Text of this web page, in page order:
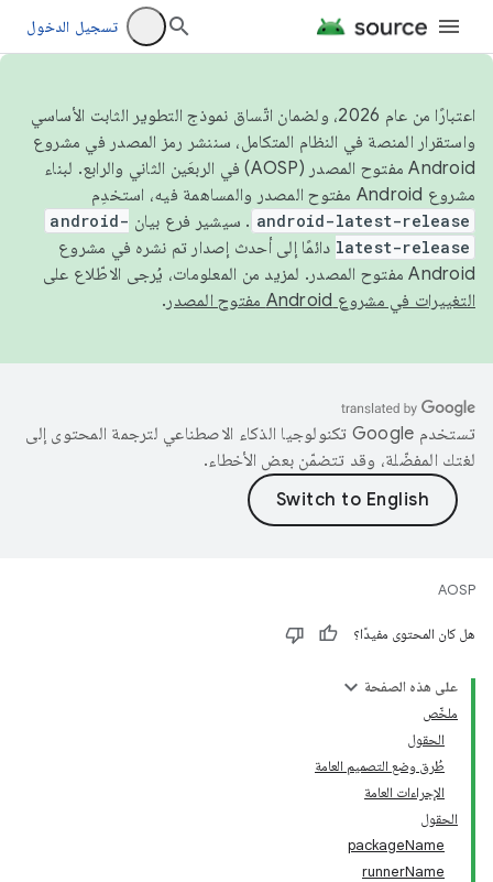
تسجيل الدخول
اعتبارًا من عام 2026، ولضمان اتّساق نموذج التطوير الثابت الأساسي
واستقرار المنصة في النظام المتكامل، سننشر رمز المصدر في مشروع
Android مفتوح المصدر (AOSP) في الربعَين الثاني والرابع. لبناء
مشروع Android مفتوح المصدر والمساهمة فيه، استخدِم
android-latest-release . سيشير فرع بيان android-
latest-release دائمًا إلى أحدث إصدار تم نشره في مشروع
Android مفتوح المصدر. لمزيد من المعلومات، يُرجى الاطّلاع على
التغييرات في مشروع Android مفتوح المصدر
.
تستخدم Google تكنولوجيا الذكاء الاصطناعي لترجمة المحتوى إلى
لغتك المفضّلة، وقد تتضمّن بعض الأخطاء.
AOSP
هل كان المحتوى مفيدًا؟
على هذه الصفحة
ملخّص
الحقول
طُرق وضع التصميم العامة
الإجراءات العامة
الحقول
packageName
runnerName